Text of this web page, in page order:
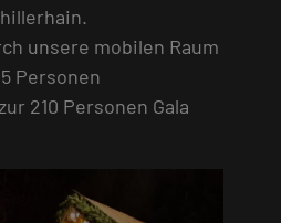
unsere mobilen Raum
Personen
210 Personen Gala